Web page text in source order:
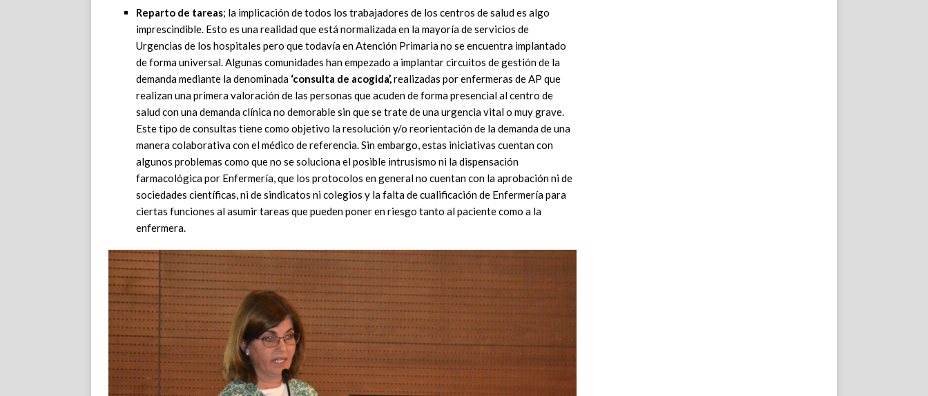
Reparto de tareas; la implicación de todos los trabajadores de los centros de salud es algo
imprescindible. Esto es una realidad que está normalizada en la mayoría de servicios de
Urgencias de los hospitales pero que todavía en Atención Primaria no se encuentra implantado
de forma universal. Algunas comunidades han empezado a implantar circuitos de gestión de la
demanda mediante la denominada ‘consulta de acogida’,realizadas por enfermeras de AP que
realizan una primera valoración de las personas que acuden de forma presencial al centro de
salud con una demanda clínica no demorable sin que se trate de una urgencia vital o muy grave.
Este tipo de consultas tiene como objetivo la resolución y/o reorientación de la demanda de una
manera colaborativa con el médico de referencia. Sin embargo, estas iniciativas cuentan con
algunos problemas como que no se soluciona el posible intrusismo ni la dispensación
farmacológica por Enfermería, que los protocolos en general no cuentan con la aprobación ni de
sociedades científicas, ni de sindicatos ni colegios y la falta de cualificación de Enfermería para
ciertas funciones al asumir tareas que pueden poner en riesgo tanto al paciente como a la
enfermera.